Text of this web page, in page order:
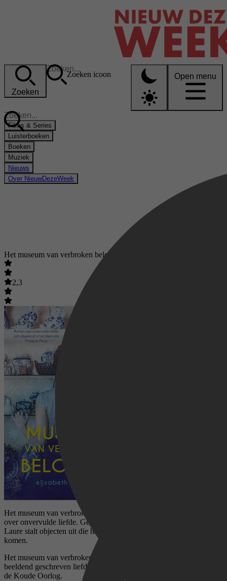
Zoeken
Zoeken icoon Open menu
Films & Series
Luisterboeken
Boeken
Muziek
Nieuws
Over NieuwDezeWeek
Het museum van verbroken beloftes
2,3
Het museum van verbroken beloftes van Elizabeth Buchan gaat
over onvervulde liefde. Gesitueerd in Praag (in 1985) en Parijs.
Laure stalt objecten uit die haar helpen haar verleden onder ogen te
komen.
Het museum van verbroken beloftes van Elizabeth Buchan is een
beeldend geschreven liefdesverhaal, gesitueerd in Praag ten tijde van
de Koude Oorlog.